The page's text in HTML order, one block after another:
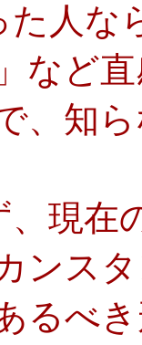
た人な
など
、知
、現
ンス
るべ